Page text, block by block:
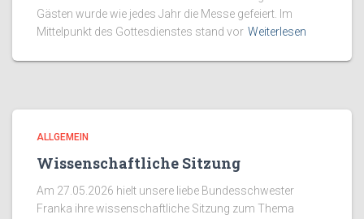
Gästen wurde wie jedes Jahr die Messe gefeiert. Im
Mittelpunkt des Gottesdienstes stand vor Weiterlesen
ALLGEMEIN
Wissenschaftliche Sitzung
Am 27.05.2026 hielt unsere liebe Bundesschwester
Franka ihre wissenschaftliche Sitzung zum Thema